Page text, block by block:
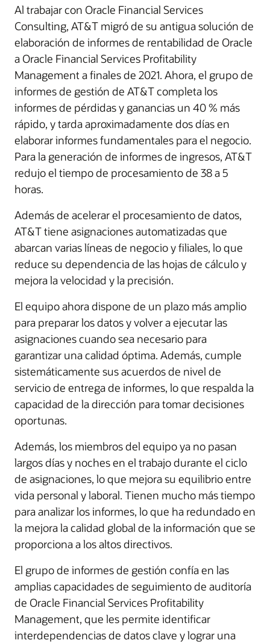
Al trabajar con Oracle Financial Services
Consulting, AT&T migró de su antigua solución de
elaboración de informes de rentabilidad de Oracle
a Oracle Financial Services Profitability
Management a finales de 2021. Ahora, el grupo de
informes de gestión de AT&T completa los
informes de pérdidas y ganancias un 40 % más
rápido, y tarda aproximadamente dos días en
elaborar informes fundamentales para el negocio.
Para la generación de informes de ingresos, AT&T
redujo el tiempo de procesamiento de 38 a 5
horas.
Además de acelerar el procesamiento de datos,
AT&T tiene asignaciones automatizadas que
abarcan varias líneas de negocio y filiales, lo que
reduce su dependencia de las hojas de cálculo y
mejora la velocidad y la precisión.
El equipo ahora dispone de un plazo más amplio
para preparar los datos y volver a ejecutar las
asignaciones cuando sea necesario para
garantizar una calidad óptima. Además, cumple
sistemáticamente sus acuerdos de nivel de
servicio de entrega de informes, lo que respalda la
capacidad de la dirección para tomar decisiones
oportunas.
Además, los miembros del equipo ya no pasan
largos días y noches en el trabajo durante el ciclo
de asignaciones, lo que mejora su equilibrio entre
vida personal y laboral. Tienen mucho más tiempo
para analizar los informes, lo que ha redundado en
la mejora la calidad global de la información que se
proporciona a los altos directivos.
El grupo de informes de gestión confía en las
amplias capacidades de seguimiento de auditoría
de Oracle Financial Services Profitability
Management, que les permite identificar
interdependencias de datos clave y lograr una